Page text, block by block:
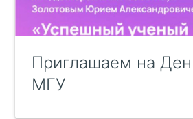
Приглашаем на
МГУ